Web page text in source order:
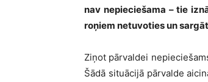
nav nepieciešama – tie
roņiem netuvoties un
Ziņot pārvaldei
Šādā situācijā pārvalde